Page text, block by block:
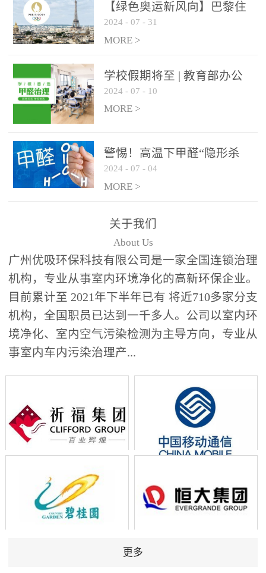
【绿色奥运新风向】巴黎住
宿风波：优吸环保共建健康
绿色家居
2024 - 07 - 31
MORE >
学校假期将至 | 教育部办公
厅关于加强学校新建校舍室
内空气质量管理通知
2024 - 07 - 10
MORE >
警惕！高温下甲醛“隐形杀
手”来袭，你的家安全吗？
2024 - 07 - 04
MORE >
关于我们
About Us
广州优吸环保科技有限公司是一家全国连锁治理
机构，专业从事室内环境净化的高新环保企业。
目前累计至 2021年下半年已有 将近710多家分支
机构，全国职员已达到一千多人。公司以室内环
境净化、室内空气污染检测为主导方向，专业从
事室内车内污染治理产...
更多